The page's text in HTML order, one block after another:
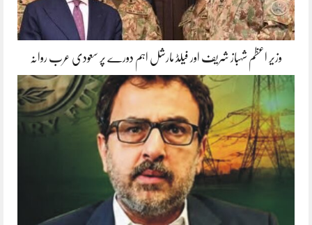
وزیر اعظم شہباز شریف اور فیلڈ مارشل اہم دورے پر سعودی عرب روانہ